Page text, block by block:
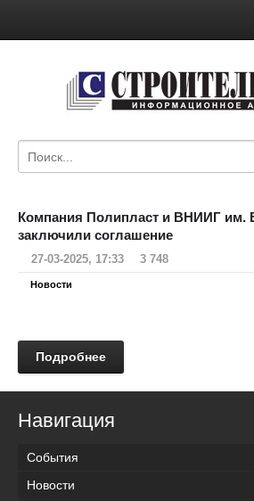
Компания Полипласт и ВНИИГ им.
заключили соглашение
27-03-2025, 17:33 3 748
Новости
Подробнее
Навигация
События
Новости